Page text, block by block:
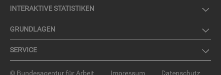
IN­TER­AK­TI­VE STA­TIS­TI­KEN
GRUND­LA­GEN
SER­VICE
© Bundesagentur für Arbeit Impressum Datenschutz